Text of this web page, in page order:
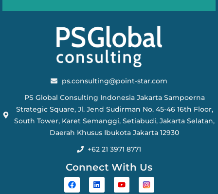
ps.consulting@point-star.com
PS Global Consulting Indonesia Jakarta Sampoerna
Strategic Square, Jl. Jend Sudirman No. 45-46 16th Floor,
South Tower, Karet Semanggi, Setiabudi, Jakarta Selatan,
Daerah Khusus Ibukota Jakarta 12930
+62 21 3971 8771
Connect With Us